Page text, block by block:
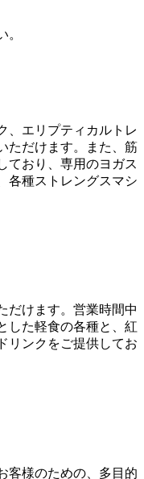
。
、エリプティカルトレ
ただけます。また、筋
ており、専用のヨガス
各種ストレングスマシ
だけます。営業時間中
した軽食の各種と、紅
リンクをご提供してお
客様のための、多目的